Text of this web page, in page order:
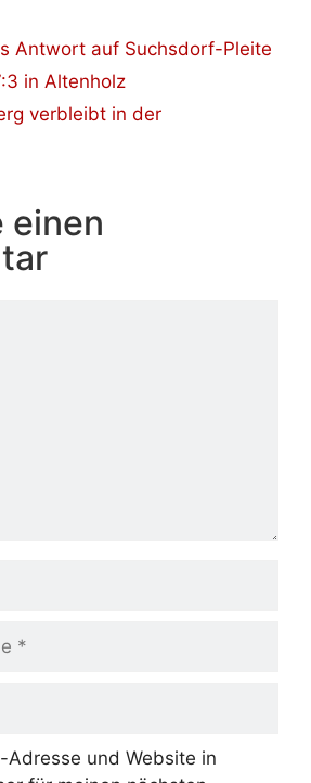
Antwort auf Suchsdorf-Pleite
in Altenholz
verbleibt in der
einen
Adresse und Website in